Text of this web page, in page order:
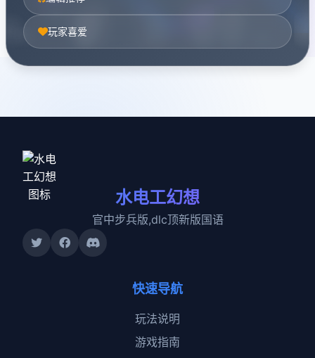
玩家喜爱
水电工幻想
官中步兵版,dlc顶新版国语
快速导航
玩法说明
游戏指南